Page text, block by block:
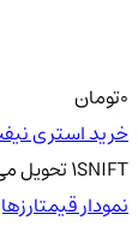
0تومان
خرید استری
1SNIFT تحویل
نمودار قیمت